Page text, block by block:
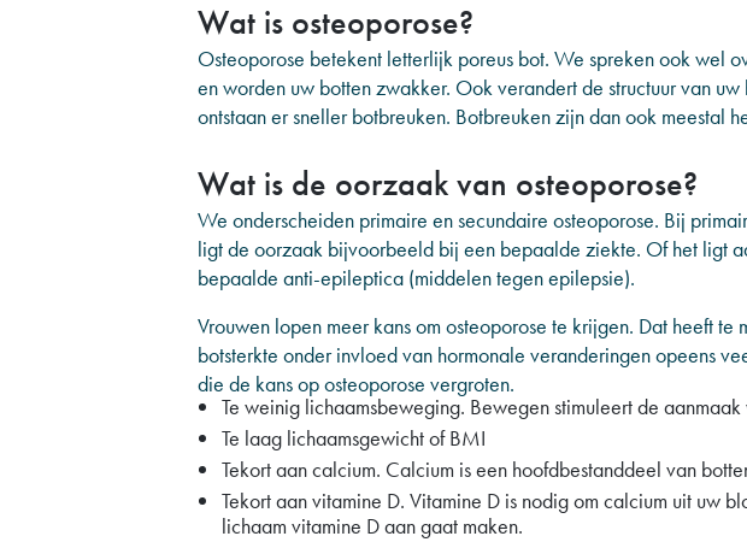
Wat is osteoporose?
Osteoporose betekent letterlijk poreus bot. We spreken ook wel
en worden uw botten zwakker. Ook verandert de structuur van
ontstaan er sneller botbreuken. Botbreuken zijn dan ook meestal
Wat is de oorzaak van osteoporose?
We onderscheiden primaire en secundaire osteoporose. Bij
ligt de oorzaak bijvoorbeeld bij een bepaalde ziekte. Of het ligt
bepaalde anti-epileptica (middelen tegen epilepsie).
Vrouwen lopen meer kans om osteoporose te krijgen. Dat heeft
botsterkte onder invloed van hormonale veranderingen opeens
die de kans op osteoporose vergroten.
Te weinig lichaamsbeweging. Bewegen stimuleert de
Te laag lichaamsgewicht of BMI
Tekort aan calcium. Calcium is een hoofdbestanddeel van
Tekort aan vitamine D. Vitamine D is nodig om calcium uit uw
lichaam vitamine D aan gaat maken.